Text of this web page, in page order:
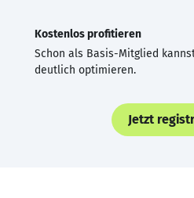
Kostenlos profitieren
Schon als Basis-Mitglied
deutlich optimieren.
Jetzt